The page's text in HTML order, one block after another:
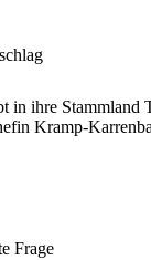
in ihre Stammland
Kramp-
Frage